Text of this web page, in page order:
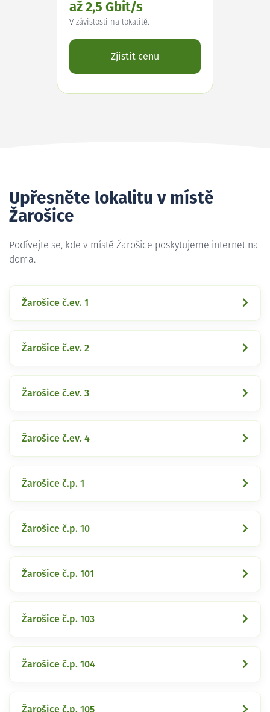
až 2,5 Gbit/s
V závislosti na lokalitě.
Zjistit cenu
Upřesněte lokalitu v místě
Žarošice
Podívejte se, kde v místě Žarošice poskytujeme internet na
doma.
Žarošice č.ev. 1
Žarošice č.ev. 2
Žarošice č.ev. 3
Žarošice č.ev. 4
Žarošice č.p. 1
Žarošice č.p. 10
Žarošice č.p. 101
Žarošice č.p. 103
Žarošice č.p. 104
Žarošice č.p. 105